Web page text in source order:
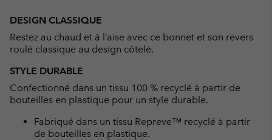
DESIGN CLASSIQUE
Restez au chaud et à l’aise avec ce bonnet et son revers
roulé classique au design côtelé.
STYLE DURABLE
Confectionné dans un tissu 100 % recyclé à partir de
bouteilles en plastique pour un style durable.
Fabriqué dans un tissu Repreve™ recyclé à partir
de bouteilles en plastique.